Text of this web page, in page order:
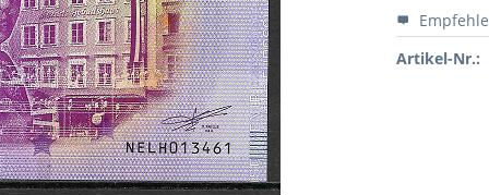
Artikel-Nr.: